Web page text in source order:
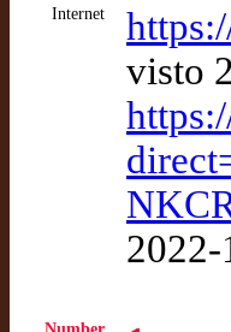
Internet
visto